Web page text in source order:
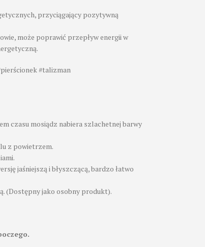
przyciągający pozytywną
może poprawić przepływ energii w
#talizman
czasu mosiądz nabiera szlachetnej barwy
z powietrzem.
jaśniejszą i błyszczącą, bardzo łatwo
(Dostępny jako osobny produkt).